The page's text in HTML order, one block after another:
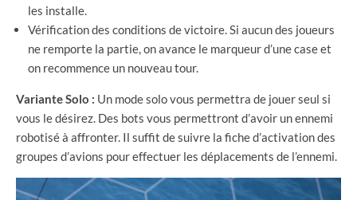
les installe.
Vérification des conditions de victoire. Si aucun des joueurs
ne remporte la partie, on avance le marqueur d’une case et
on recommence un nouveau tour.
Variante Solo : Un mode solo vous permettra de jouer seul si
vous le désirez. Des bots vous permettront d’avoir un ennemi
robotisé à affronter. Il suffit de suivre la fiche d’activation des
groupes d’avions pour effectuer les déplacements de l’ennemi.